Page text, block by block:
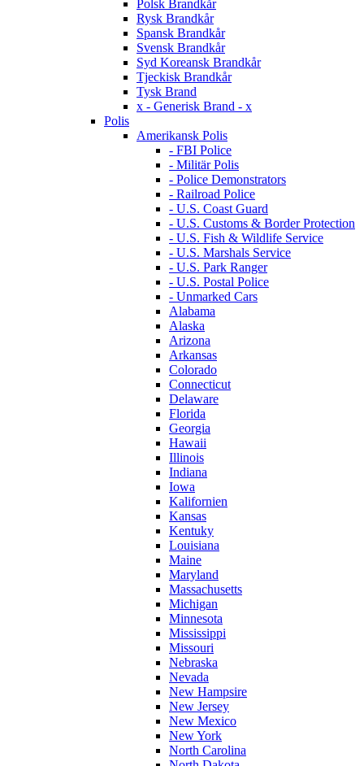
Polsk Brandkår
Rysk Brandkår
Spansk Brandkår
Svensk Brandkår
Syd Koreansk Brandkår
Tjeckisk Brandkår
Tysk Brand
x - Generisk Brand - x
Polis
Amerikansk Polis
- FBI Police
- Militär Polis
- Police Demonstrators
- Railroad Police
- U.S. Coast Guard
- U.S. Customs & Border Protection
- U.S. Fish & Wildlife Service
- U.S. Marshals Service
- U.S. Park Ranger
- U.S. Postal Police
- Unmarked Cars
Alabama
Alaska
Arizona
Arkansas
Colorado
Connecticut
Delaware
Florida
Georgia
Hawaii
Illinois
Indiana
Iowa
Kalifornien
Kansas
Kentuky
Louisiana
Maine
Maryland
Massachusetts
Michigan
Minnesota
Mississippi
Missouri
Nebraska
Nevada
New Hampsire
New Jersey
New Mexico
New York
North Carolina